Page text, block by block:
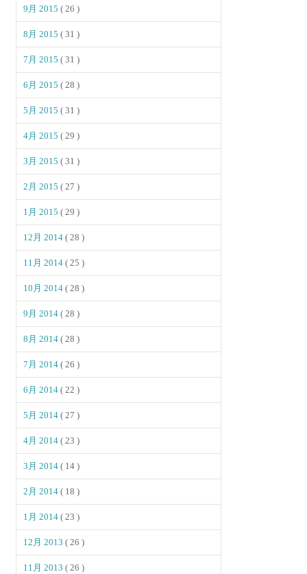
9月 2015( 26 )
8月 2015( 31 )
7月 2015( 31 )
6月 2015( 28 )
5月 2015( 31 )
4月 2015( 29 )
3月 2015( 31 )
2月 2015( 27 )
1月 2015( 29 )
12月 2014( 28 )
11月 2014( 25 )
10月 2014( 28 )
9月 2014( 28 )
8月 2014( 28 )
7月 2014( 26 )
6月 2014( 22 )
5月 2014( 27 )
4月 2014( 23 )
3月 2014( 14 )
2月 2014( 18 )
1月 2014( 23 )
12月 2013( 26 )
11月 2013( 26 )